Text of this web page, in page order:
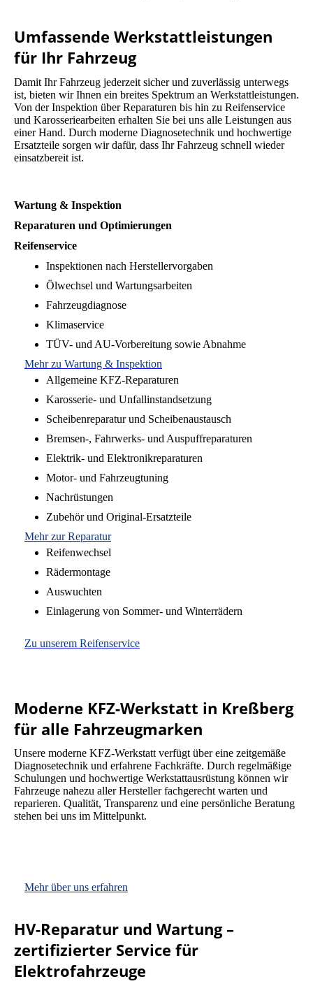
Umfassende Werkstattleistungen
für Ihr Fahrzeug
Damit Ihr Fahrzeug jederzeit sicher und zuverlässig unterwegs
ist, bieten wir Ihnen ein breites Spektrum an Werkstattleistungen.
Von der Inspektion über Reparaturen bis hin zu Reifenservice
und Karosseriearbeiten erhalten Sie bei uns alle Leistungen aus
einer Hand. Durch moderne Diagnosetechnik und hochwertige
Ersatzteile sorgen wir dafür, dass Ihr Fahrzeug schnell wieder
einsatzbereit ist.
Wartung & Inspektion
Reparaturen und Optimierungen
Reifenservice
Inspektionen nach Herstellervorgaben
Ölwechsel und Wartungsarbeiten
Fahrzeugdiagnose
Klimaservice
TÜV- und AU-Vorbereitung sowie Abnahme
Mehr zu Wartung & Inspektion
Allgemeine KFZ-Reparaturen
Karosserie- und Unfallinstandsetzung
Scheibenreparatur und Scheibenaustausch
Bremsen-, Fahrwerks- und Auspuffreparaturen
Elektrik- und Elektronikreparaturen
Motor- und Fahrzeugtuning
Nachrüstungen
Zubehör und Original-Ersatzteile
Mehr zur Reparatur
Reifenwechsel
Rädermontage
Auswuchten
Einlagerung von Sommer- und Winterrädern
Zu unserem Reifenservice
Moderne KFZ-Werkstatt in Kreßberg
für alle Fahrzeugmarken
Unsere moderne KFZ-Werkstatt verfügt über eine zeitgemäße
Diagnosetechnik und erfahrene Fachkräfte. Durch regelmäßige
Schulungen und hochwertige Werkstattausrüstung können wir
Fahrzeuge nahezu aller Hersteller fachgerecht warten und
reparieren. Qualität, Transparenz und eine persönliche Beratung
stehen bei uns im Mittelpunkt.
Mehr über uns erfahren
HV-Reparatur und Wartung –
zertifizierter Service für
Elektrofahrzeuge